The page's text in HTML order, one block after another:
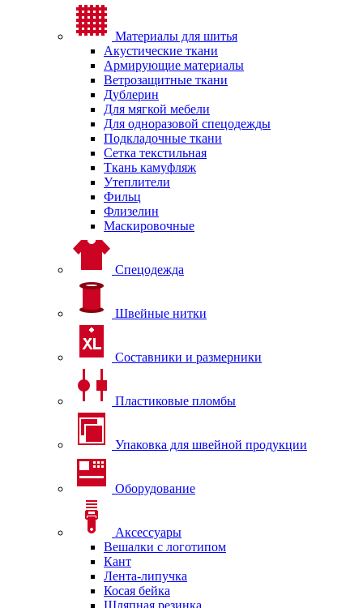
Материалы для шитья
Акустические ткани
Армирующие материалы
Ветрозащитные ткани
Дублерин
Для мягкой мебели
Для одноразовой спецодежды
Подкладочные ткани
Сетка текстильная
Ткань камуфляж
Утеплители
Фильц
Флизелин
Маскировочные
Спецодежда
Швейные нитки
Составники и размерники
Пластиковые пломбы
Упаковка для швейной продукции
Оборудование
Аксессуары
Вешалки с логотипом
Кант
Лента-липучка
Косая бейка
Шляпная резинка